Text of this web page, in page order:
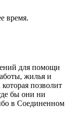
время.
для помощи
жилья и
позволит
бы они ни
в Соединенном